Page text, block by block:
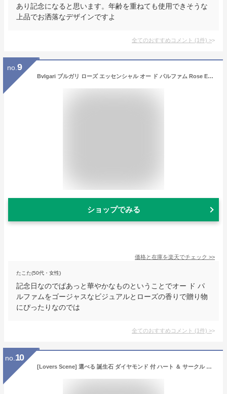
あり記念になると思います。年齢を重ねても使用できそうな
上品でお洒落なデザインですよ
全てのおすすめコメント (1件) >
no. 9
Bvlgari ブルガリ ローズ エッセンシャル オー ド パルファム Rose Essentielle Eau De Parfum Spray 50ml
ショップでみる
価格と在庫を楽天でチェック >>
たこた(50代・女性)
記念日なのでぱあっと華やかなものということでオー ド パ
ルファムをゴージャスなビジュアルとローズの香りで贈り物
にぴったりなのでは
全てのおすすめコメント (1件) >
no. 10
[Lovers Scene] 選べる 誕生石 ダイヤモンド 付 ハート ＆ サークル モチーフ シルバー レディース ペンダント ネックレス (１２月：タンザナイト)